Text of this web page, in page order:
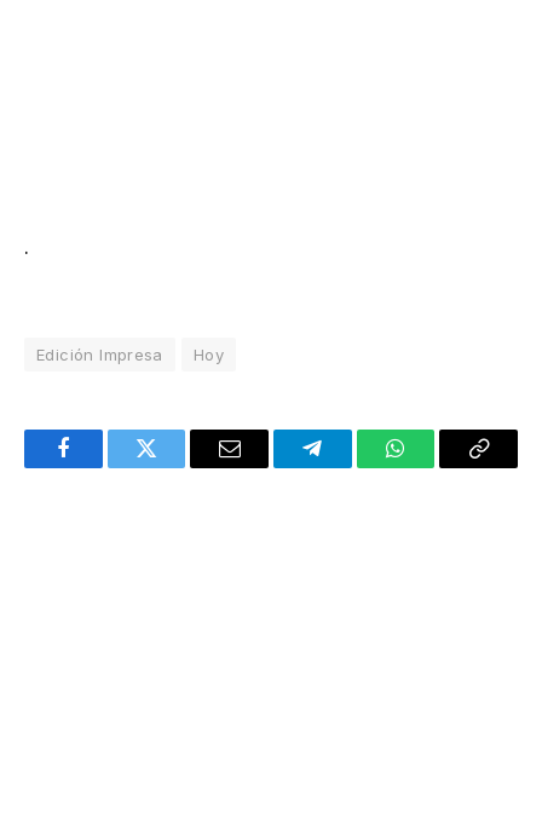
.
Edición Impresa Hoy
FacebookTwitter Email TelegramWhatsAppCopy